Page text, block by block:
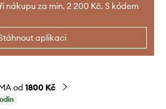
nákupu za min. 2 200 Kč. S kódem
aplikaci
od 1800 Kč